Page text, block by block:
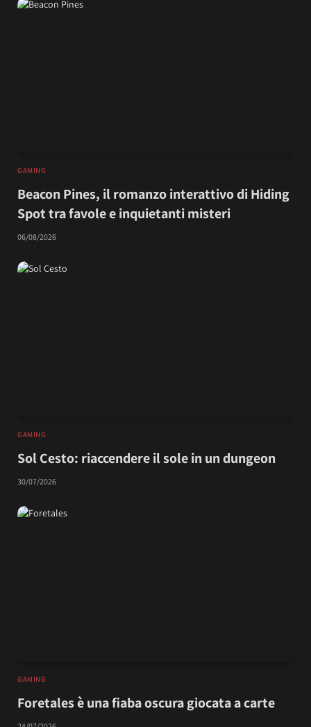
GAMING
Beacon Pines, il romanzo interattivo di Hiding
Spot tra favole e inquietanti misteri
06/08/2026
GAMING
Sol Cesto: riaccendere il sole in un dungeon
30/07/2026
GAMING
Foretales è una fiaba oscura giocata a carte